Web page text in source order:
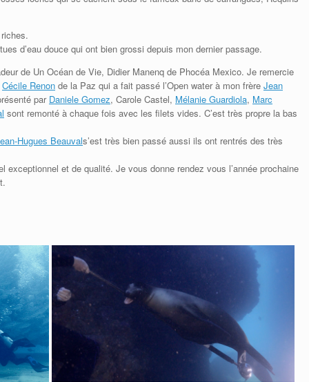
d’eau douce qui ont bien grossi depuis mon dernier passage.
de Un Océan de Vie, Didier Manenq de Phocéa Mexico. Je remercie
Cécile Renon de la Paz qui a fait passé l’Open water à mon frère Jean
par Daniele Gomez, Carole Castel, Mélanie Guardiola, Marc
sont remonté à chaque fois avec les filets vides. C’est très propre la bas
Hugues Beauvals’est très bien passé aussi ils ont rentrés des très
exceptionnel et de qualité. Je vous donne rendez vous l’année prochaine